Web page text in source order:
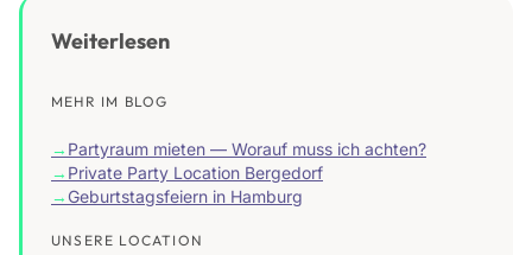
Weiterlesen
MEHR IM BLOG
→ Partyraum mieten — Worauf muss ich achten?
→ Private Party Location Bergedorf
→ Geburtstagsfeiern in Hamburg
UNSERE LOCATION